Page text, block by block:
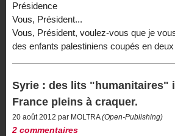
Présidence
Vous, Président...
Vous, Président, voulez-vous que je
des enfants palestiniens coupés en
Syrie : des lits "humanitaires"
France pleins à craquer.
20 août 2012 par MOLTRA(Open-Publishing)
2 commentaires